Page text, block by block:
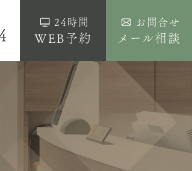
24時間
WEB予約
お問合せ
メール相談